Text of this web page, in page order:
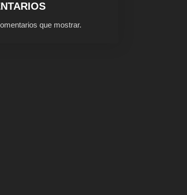
que mostrar.